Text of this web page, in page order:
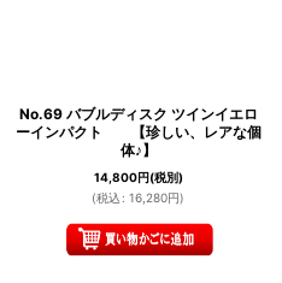
No.69 バブルディスク ツインイエロ
ーインパクト 【珍しい、レアな個
体♪】
14,800円(税別)
(税込 : 16,280円)